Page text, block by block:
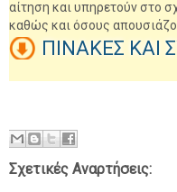
αίτηση και υπηρετούν στο
καθώς και όσους
ΠΙΝΑΚΕΣ ΚΑΙ
Σχετικές Αναρτήσεις: